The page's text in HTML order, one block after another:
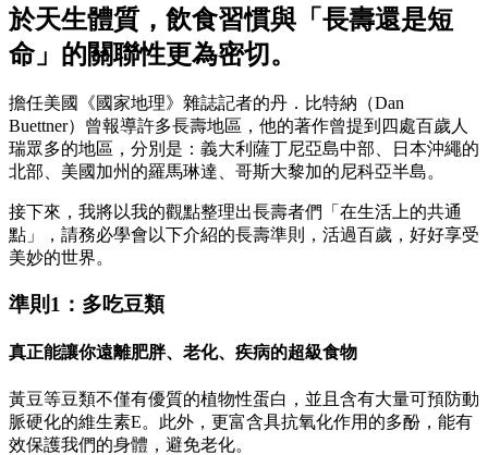
於天生體質，飲食習慣與「長壽還是短
命」的關聯性更為密切。
擔任美國《國家地理》雜誌記者的丹．比特納（Dan
Buettner）曾報導許多長壽地區，他的著作曾提到四處百歲人
瑞眾多的地區，分別是：義大利薩丁尼亞島中部、日本沖繩的
北部、美國加州的羅馬琳達、哥斯大黎加的尼科亞半島。
接下來，我將以我的觀點整理出長壽者們「在生活上的共通
點」，請務必學會以下介紹的長壽準則，活過百歲，好好享受
美妙的世界。
準則1：多吃豆類
真正能讓你遠離肥胖、老化、疾病的超級食物
黃豆等豆類不僅有優質的植物性蛋白，並且含有大量可預防動
脈硬化的維生素E。此外，更富含具抗氧化作用的多酚，能有
效保護我們的身體，避免老化。